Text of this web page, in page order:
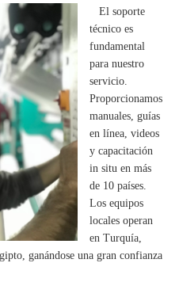
El soporte
técnico es
fundamental
para nuestro
servicio.
Proporcionamos
manuales, guías
en línea, videos
y capacitación
in situ en más
de 10 países.
Los equipos
locales operan
en Turquía,
ganándose una gran confianza